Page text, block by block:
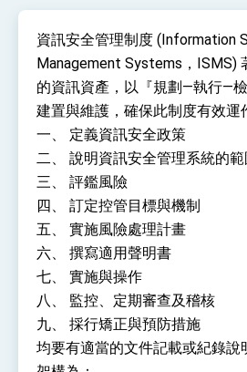
總統農曆春節談話
台美貿易協議完成簽署達
性突破 總統強調將以3大
升級 籲請立院全力支持
臺美簽署「對等貿易協定
疊加 我輸美2072項產品
總統接受「法新社」（
外交部長林佳龍於《外交
世界 需要台灣，團結合作
外交部長林佳龍出席《台
「見證蛻變，分享世界的
位轉 型迎向下個50年
總統主持「台美經濟繁榮
明臺美合作三大戰略方向
領 下一個世代的繁榮
外交部長林佳龍接受印尼
述印太安全局勢，籲深化
外交部長林佳龍午宴歡迎
訪問團
外交部長林佳龍接見美國
資訊安全管理制度 (Information
Management Systems，ISMS)
的資訊資產，以『規劃—執行—
建置與維護，確保此制度有效運
一、 定義資訊安全政策
二、 說明資訊安全管理系統的範
三、 評鑑風險
四、 訂定控管目標與機制
五、 實施風險處理計畫
六、 撰寫適用聲明書
七、 實施與操作
八、 監控、定期審查及稽核
九、 採行矯正與預防措施
均要有適當的文件記載或紀錄說